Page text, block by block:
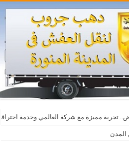
تجربة مميزة مع شركة العالمي وخدمة
اليوم بث مباشر بدون تقطيع
المدن